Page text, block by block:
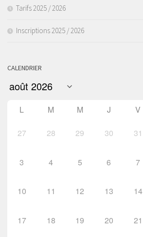
Tarifs 2025 / 2026
Inscriptions 2025 / 2026
CALENDRIER
L M M J V
27 28 29 30 31
3 4 5 6 7
10 11 12 13 14
17 18 19 20 21